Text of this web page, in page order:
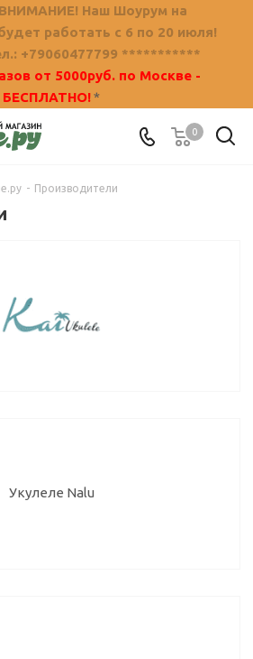
Наш Шоурум на
работать с 6 по 20 июля!
+79060477799 ***********
от 5000руб. по Москве -
БЕСПЛАТНО!*
0
- Производители
Укулеле Nalu